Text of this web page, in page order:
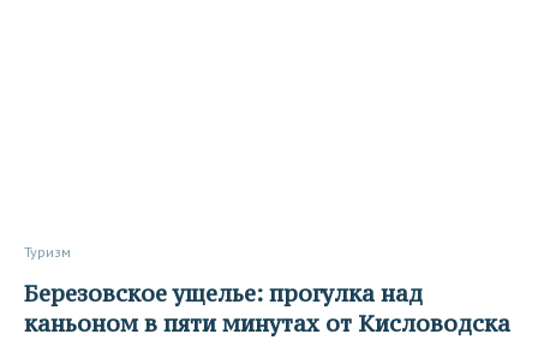
Туризм
Березовское ущелье: прогулка над
каньоном в пяти минутах от Кисловодска